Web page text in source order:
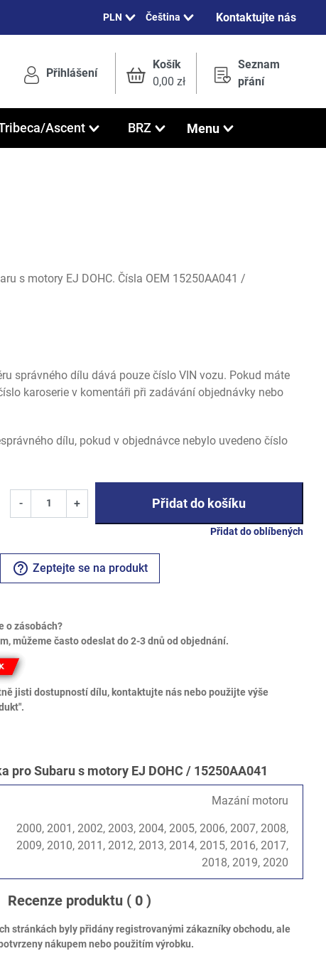
Čeština Kontaktujte nás
Přihlášení
Košík
0,00 zł
Seznam
přání
Ascent BRZ Menu
s motory EJ DOHC. Čísla OEM 15250AA041 /
správného dílu dává pouze číslo VIN vozu. Pokud máte
karoserie v komentáři při zadávání objednávky nebo
dílu, pokud v objednávce nebylo uvedeno číslo
- + Přidat do košíku
Přidat do oblíbených
help_outline Zeptejte se na produkt
o zásobách?
můžeme často odeslat do 2-3 dnů od objednání.
jisti dostupností dílu, kontaktujte nás nebo použijte výše
pro Subaru s motory EJ DOHC / 15250AA041
Mazání motoru
2000, 2001, 2002, 2003, 2004, 2005, 2006, 2007, 2008,
2009, 2010, 2011, 2012, 2013, 2014, 2015, 2016, 2017,
2018, 2019, 2020
Recenze produktu ( 0 )
stránkách byly přidány registrovanými zákazníky obchodu, ale
nákupem nebo použitím výrobku.